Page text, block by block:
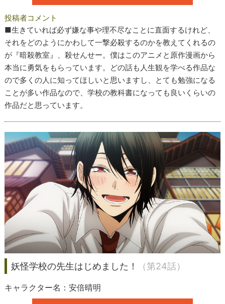
投稿者コメント
■生きていれば必ず嫌な事や理不尽なことに直面するけれど、
それをどのようにかわして一撃必殺するのかを教えてくれるの
が『暗殺教室』、殺せんせー。僕はこのアニメと原作漫画から
本当に勇気をもらっています。どの話も人生観を学べる作品な
ので多くの人に知ってほしいと思いますし、とても勉強になる
ことが多い作品なので、学校の教科書になっても良いくらいの
作品だと思っています。
妖怪学校の先生はじめました！ （第24話）
キャラクター名：安倍晴明